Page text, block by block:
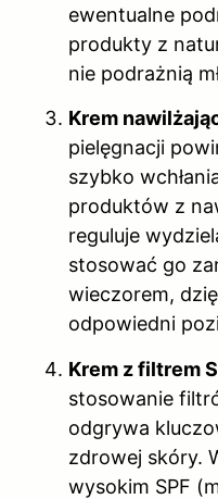
ewentualne
produkty z
nie podrażnią
Krem
pielęgnacji
szybko
produktów z
reguluje
stosować go
wieczorem,
odpowiedni
Krem z filtrem
stosowanie
odgrywa
zdrowej skóry.
wysokim SPF